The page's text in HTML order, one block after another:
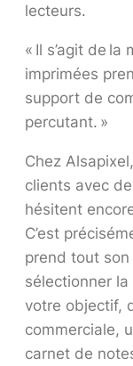
lecteurs.
« Il s’agit de
imprimées
support de
percutant. »
Chez
clients avec
hésitent
C’est
prend tout
sélectionner
votre objectif,
commerciale,
carnet de